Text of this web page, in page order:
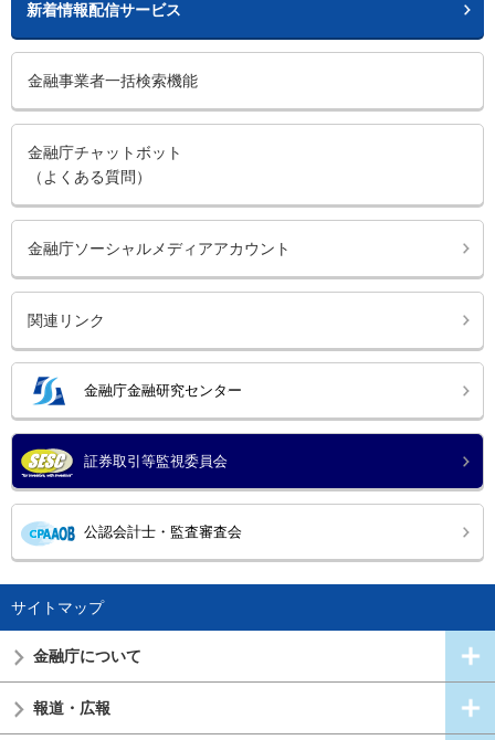
新着情報配信サービス
金融事業者一括検索機能
金融庁チャットボット
（よくある質問）
金融庁ソーシャルメディアアカウント
関連リンク
金融庁金融研究センター
証券取引等監視委員会
公認会計士・監査審査会
サイトマップ
金融庁について
報道・広報